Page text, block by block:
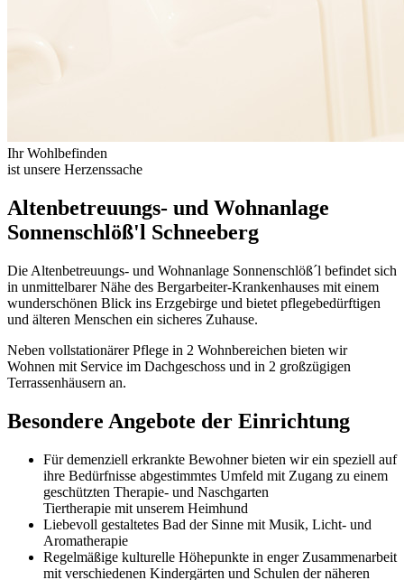
Ihr Wohlbefinden
ist unsere Herzenssache
Altenbetreuungs- und Wohnanlage
Sonnenschlöß'l Schneeberg
Die Altenbetreuungs- und Wohnanlage Sonnenschlöß´l befindet sich
in unmittelbarer Nähe des Bergarbeiter-Krankenhauses mit einem
wunderschönen Blick ins Erzgebirge und bietet pflegebedürftigen
und älteren Menschen ein sicheres Zuhause.
Neben vollstationärer Pflege in 2 Wohnbereichen bieten wir
Wohnen mit Service im Dachgeschoss und in 2 großzügigen
Terrassenhäusern an.
Besondere Angebote der Einrichtung
Für demenziell erkrankte Bewohner bieten wir ein speziell auf
ihre Bedürfnisse abgestimmtes Umfeld mit Zugang zu einem
geschützten Therapie- und Naschgarten
Tiertherapie mit unserem Heimhund
Liebevoll gestaltetes Bad der Sinne mit Musik, Licht- und
Aromatherapie
Regelmäßige kulturelle Höhepunkte in enger Zusammenarbeit
mit verschiedenen Kindergärten und Schulen der näheren